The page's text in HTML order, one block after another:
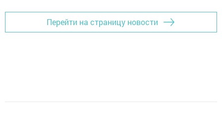
Перейти на страницу новости